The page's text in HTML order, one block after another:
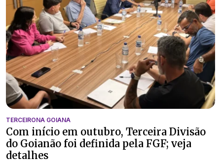
TERCEIRONA GOIANA
Com início em outubro, Terceira Divisão
do Goianão foi definida pela FGF; veja
detalhes